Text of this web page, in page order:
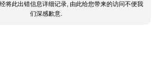
将此出错信息详细记录, 由此给您带来的访问不便我
们深感歉意.